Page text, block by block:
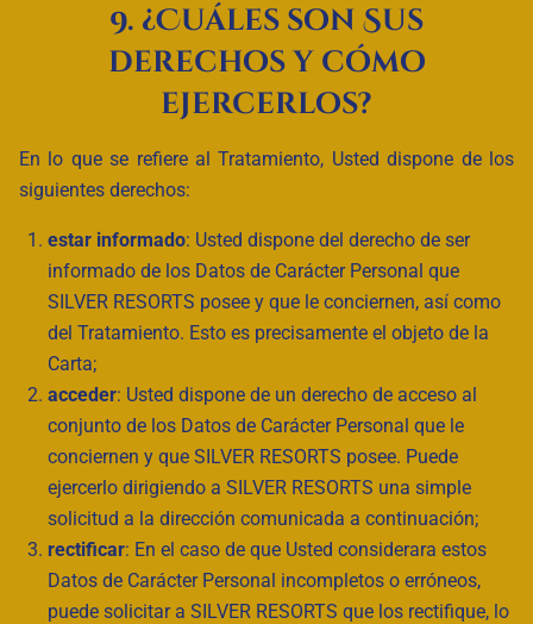
9. ¿Cuáles son Sus
derechos y cómo
ejercerlos?
En lo que se refiere al Tratamiento, Usted dispone de los
siguientes derechos:
estar informado: Usted dispone del derecho de ser
informado de los Datos de Carácter Personal que
SILVER RESORTS posee y que le conciernen, así como
del Tratamiento. Esto es precisamente el objeto de la
Carta;
acceder: Usted dispone de un derecho de acceso al
conjunto de los Datos de Carácter Personal que le
conciernen y que SILVER RESORTS posee. Puede
ejercerlo dirigiendo a SILVER RESORTS una simple
solicitud a la dirección comunicada a continuación;
rectificar: En el caso de que Usted considerara estos
Datos de Carácter Personal incompletos o erróneos,
puede solicitar a SILVER RESORTS que los rectifique, lo